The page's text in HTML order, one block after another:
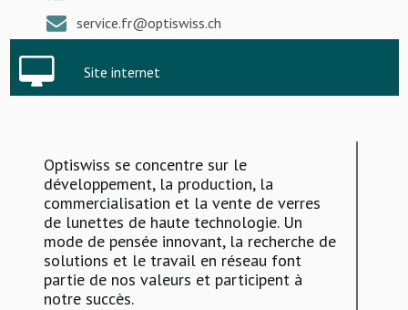
service.fr@optiswiss.ch
Site internet
Optiswiss se concentre sur le
développement, la production, la
commercialisation et la vente de verres
de lunettes de haute technologie. Un
mode de pensée innovant, la recherche de
solutions et le travail en réseau font
partie de nos valeurs et participent à
notre succès.